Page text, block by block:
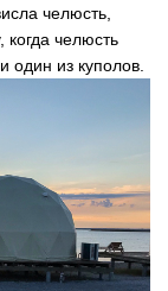
челюсть,
когда челюсть
один из куполов.